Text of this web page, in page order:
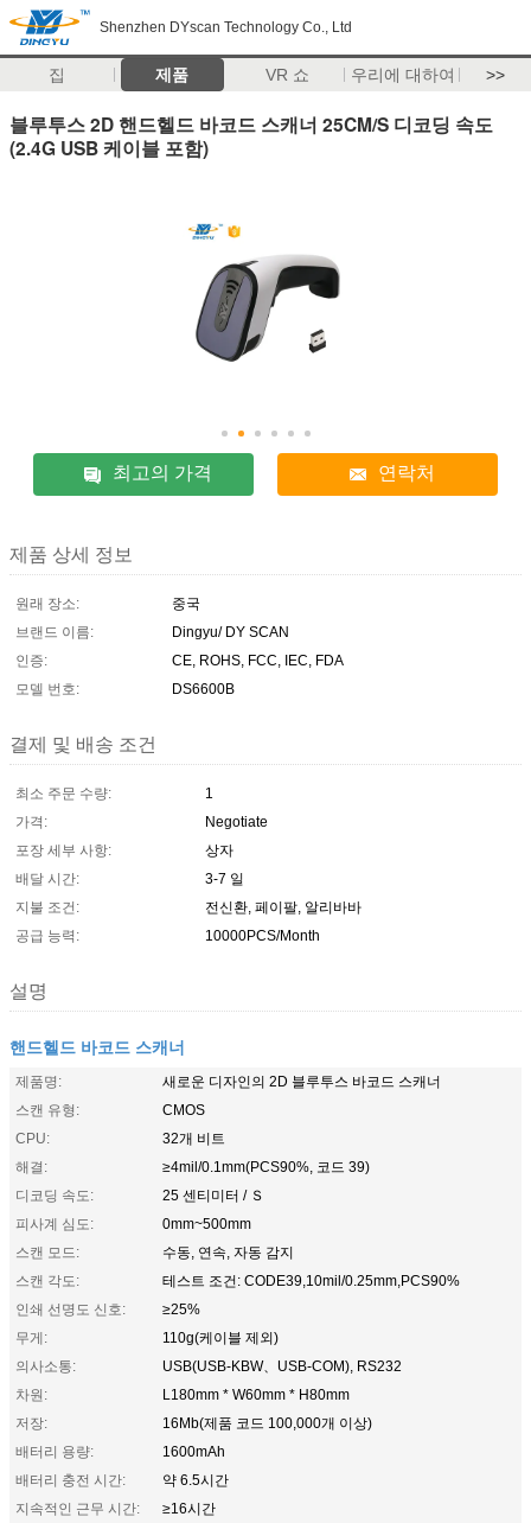
Shenzhen DYscan Technology Co., Ltd
집 제품 VR 쇼 우리에 대하여 >>
블루투스 2D 핸드헬드 바코드 스캐너 25CM/S 디코딩 속도
(2.4G USB 케이블 포함)
최고의 가격 연락처
제품 상세 정보
원래 장소:
중국
브랜드 이름:
Dingyu/ DY SCAN
인증:
CE, ROHS, FCC, IEC, FDA
모델 번호:
DS6600B
결제 및 배송 조건
최소 주문 수량:
1
가격:
Negotiate
포장 세부 사항:
상자
배달 시간:
3-7 일
지불 조건:
전신환, 페이팔, 알리바바
공급 능력:
10000PCS/Month
설명
핸드헬드 바코드 스캐너
제품명:
새로운 디자인의 2D 블루투스 바코드 스캐너
스캔 유형:
CMOS
CPU:
32개 비트
해결:
≥4mil/0.1mm(PCS90%, 코드 39)
디코딩 속도:
25 센티미터 / Ｓ
피사계 심도:
0mm~500mm
스캔 모드:
수동, 연속, 자동 감지
스캔 각도:
테스트 조건: CODE39,10mil/0.25mm,PCS90%
인쇄 선명도 신호:
≥25%
무게:
110g(케이블 제외)
의사소통:
USB(USB-KBW、USB-COM), RS232
차원:
L180mm * W60mm * H80mm
저장:
16Mb(제품 코드 100,000개 이상)
배터리 용량:
1600mAh
배터리 충전 시간:
약 6.5시간
지속적인 근무 시간:
≥16시간